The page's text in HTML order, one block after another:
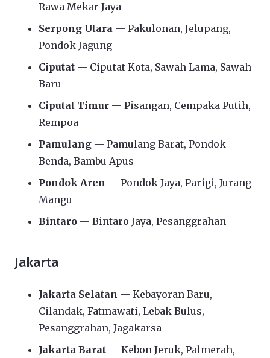
Rawa Mekar Jaya
Serpong Utara — Pakulonan, Jelupang,
Pondok Jagung
Ciputat — Ciputat Kota, Sawah Lama, Sawah
Baru
Ciputat Timur — Pisangan, Cempaka Putih,
Rempoa
Pamulang — Pamulang Barat, Pondok
Benda, Bambu Apus
Pondok Aren — Pondok Jaya, Parigi, Jurang
Mangu
Bintaro — Bintaro Jaya, Pesanggrahan
Jakarta
Jakarta Selatan — Kebayoran Baru,
Cilandak, Fatmawati, Lebak Bulus,
Pesanggrahan, Jagakarsa
Jakarta Barat — Kebon Jeruk, Palmerah,